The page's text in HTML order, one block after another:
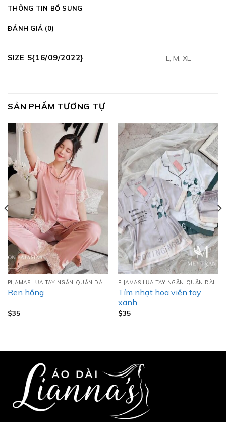
THÔNG TIN BỔ SUNG
ĐÁNH GIÁ (0)
SIZE S{16/09/2022} L, M, XL
SẢN PHẨM TƯƠNG TỰ
PIJAMAS LỤA TAY NGẮN QUẦN DÀI (TNQD)
Ren hồng
$35
PIJAMAS LỤA TAY NGẮN QUẦN DÀI (TNQD)
Tím nhạt hoa viền tay
xanh
$35